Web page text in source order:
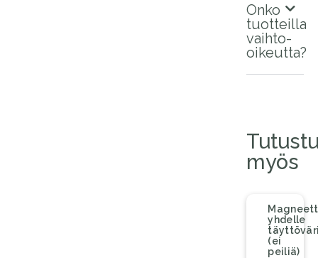
Onko
tuotteilla
vaihto-
oikeutta?
myös
yhdelle
(ei
peiliä)